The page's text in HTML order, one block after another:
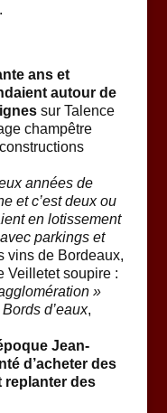
ans et
autour de
sur Talence
champêtre
années de
et c’est deux ou
en lotissement
parkings et
vins de Bordeaux,
Veilletet soupire :
»
Bords d’eaux,
Jean-
d’acheter des
replanter des